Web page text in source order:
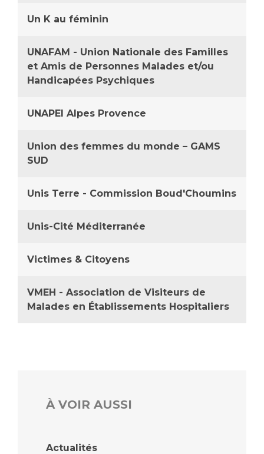
Un K au féminin
UNAFAM - Union Nationale des Familles
et Amis de Personnes Malades et/ou
Handicapées Psychiques
UNAPEI Alpes Provence
Union des femmes du monde – GAMS
SUD
Unis Terre - Commission Boud'Choumins
Unis-Cité Méditerranée
Victimes & Citoyens
VMEH - Association de Visiteurs de
Malades en Établissements Hospitaliers
À VOIR AUSSI
Actualités